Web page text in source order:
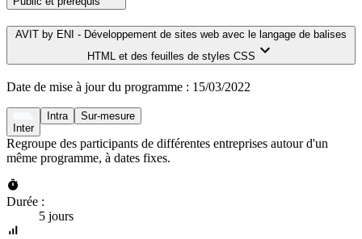
AVIT by ENI - Développement de sites web avec le langage de balises
HTML et des feuilles de styles CSS
Date de mise à jour du programme : 15/03/2022
Inter
Intra Sur-mesure
Regroupe des participants de différentes entreprises autour d'un
même programme, à dates fixes.
Durée :
5 jours